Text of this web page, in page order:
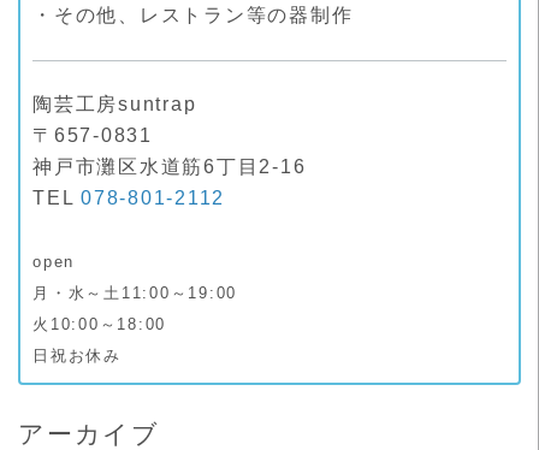
・その他、レストラン等の器制作
陶芸工房suntrap
〒657-0831
神戸市灘区水道筋6丁目2-16
TEL078-801-2112
open
月・水～土11:00～19:00
火10:00～18:00
日祝お休み
アーカイブ